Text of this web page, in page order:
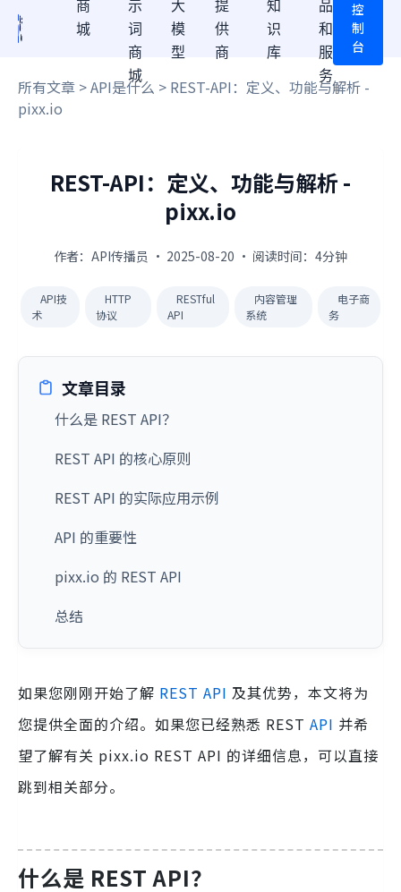
商
城
示
词
商
城
大
模
型
提
供
商
知
识
库
品
和
服
务
控
制
台
所有文章 >API是什么 > REST-API：定义、功能与解析 -
pixx.io
REST-API：定义、功能与解析 -
pixx.io
作者：API传播员 · 2025-08-20 · 阅读时间：4分钟
API技
术
HTTP
协议
RESTful
API
内容管理
系统
电子商
务
文章目录
什么是 REST API？
REST API 的核心原则
REST API 的实际应用示例
API 的重要性
pixx.io 的 REST API
总结
如果您刚刚开始了解 REST API 及其优势，本文将为
您提供全面的介绍。如果您已经熟悉 REST API 并希
望了解有关 pixx.io REST API 的详细信息，可以直接
跳到相关部分。
什么是 REST API？